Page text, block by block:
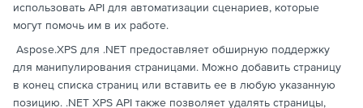
использовать API для автоматизации сценариев, которые
могут помочь им в их работе.
Aspose.XPS для .NET предоставляет обширную поддержку
для манипулирования страницами. Можно добавить страницу
в конец списка страниц или вставить ее в любую указанную
позицию. .NET XPS API также позволяет удалять страницы,